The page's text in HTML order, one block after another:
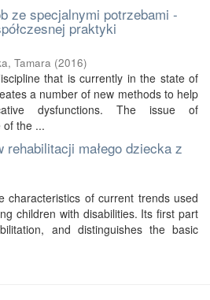
ze specjalnymi potrzebami -
praktyki
Tamara (2016)
that is currently in the state of
a number of new methods to help
dysfunctions. The issue of
of the ...
rehabilitacji małego dziecka z
characteristics of current trends used
children with disabilities. Its first part
and distinguishes the basic